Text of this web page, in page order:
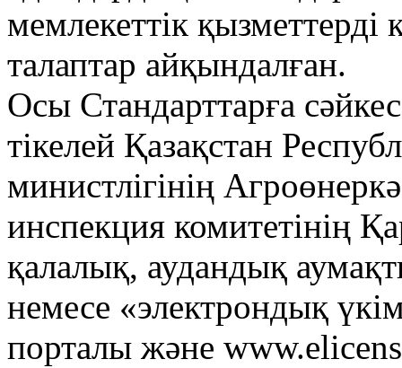
мемлекеттік қызметтерді
талаптар айқындалған.
Осы Стандарттарға
тікелей Қазақстан
министлігінің
инспекция комитетінің
қалалық, аудандық
немесе «электрондық
порталы және